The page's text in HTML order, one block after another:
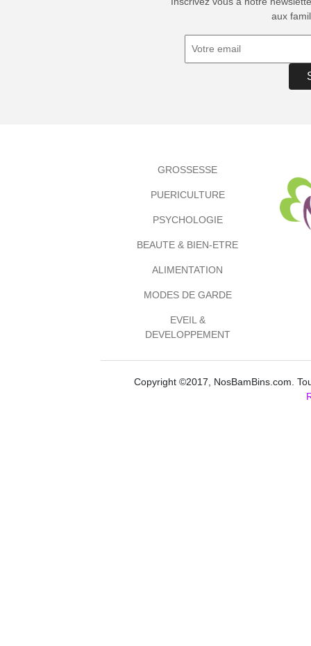
aux
GROSSESSE
PUERICULTURE
PSYCHOLOGIE
BEAUTE & BIEN-ETRE
ALIMENTATION
MODES DE GARDE
EVEIL &
DEVELOPPEMENT
Copyright ©2017, NosBamBins.com.